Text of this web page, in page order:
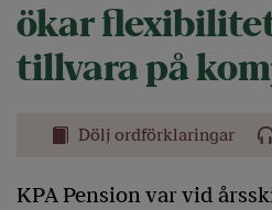
ökar
tillvara på
Dölj ordförklaringar
KPA Pension var vid